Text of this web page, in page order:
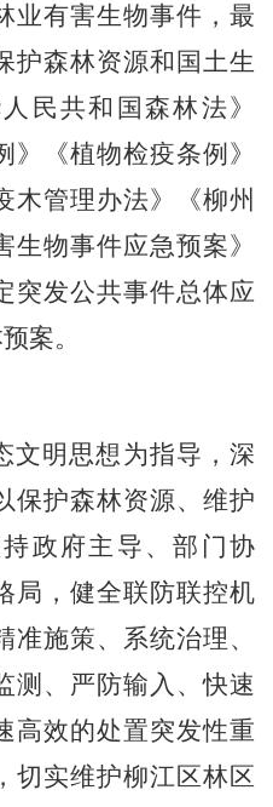
业有害生物事件，最
护森林资源和国土生
民共和国森林法》
》《植物检疫条例》
木管理办法》《柳州
物事件应急预案》
突发公共事件总体应
案。
文明思想为指导，深
保护森林资源、维护
政府主导、部门协
局，健全联防联控机
施策、系统治理、
测、严防输入、快速
高效的处置突发性重
切实维护柳江区林区